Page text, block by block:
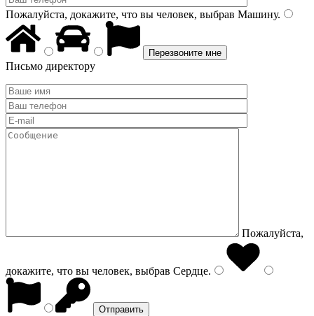
Пожалуйста, докажите, что вы человек, выбрав Машину.
Письмо директору
Пожалуйста,
докажите, что вы человек, выбрав Сердце.